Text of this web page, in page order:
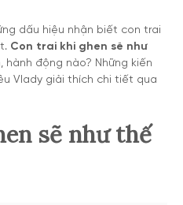
dấu hiệu nhận biết con trai
Con trai khi ghen sẽ như
hành động nào? Những kiến
Vlady giải thích chi tiết qua
sẽ như thế